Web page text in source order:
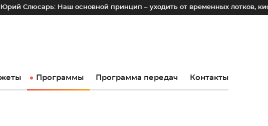
Наш основной принцип – уходить от временных лотков, киосков и
Программы Программа передач Контакты